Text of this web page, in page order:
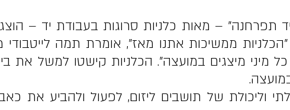
תפרחנה" – מאות כלניות סרוגות בעבודת יד –
ממשיכות אתנו מאז", אומרת תמה לייטבודי
מיני מיצגים במועצה". הכלניות קישטו למשל את
וליכולת של תושבים ליזום, לפעול ולהביע את